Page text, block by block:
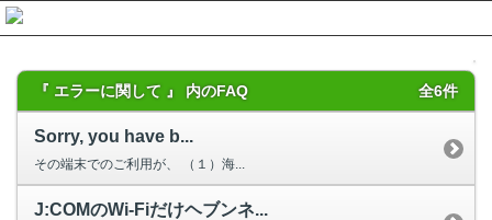
『 エラーに関して 』 内のFAQ 全6件
Sorry, you have b...
その端末でのご利用が、 （１）海...
J:COMのWi-Fiだけヘブンネ...